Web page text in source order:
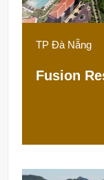
TP Đà Nẵng
Fusion